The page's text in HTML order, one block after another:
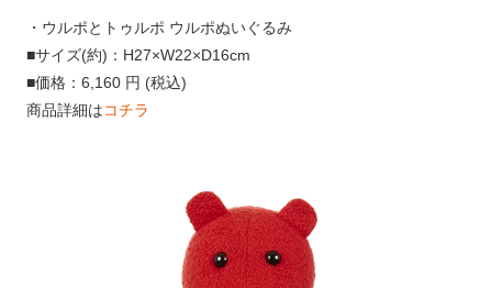
・ウルポとトゥルポ ウルポぬいぐるみ
■サイズ(約)：H27×W22×D16cm
■価格：6,160 円 (税込)
商品詳細はコチラ